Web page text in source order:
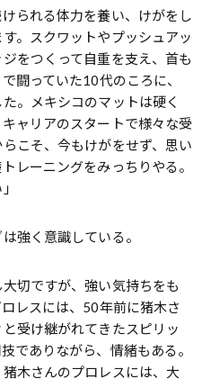
られる体力を養い、けがをし
。スクワットやプッシュアッ
をつくって自重を支え、首も
闘っていた10代のころに、
。メキシコのマットは硬く
ャリアのスタートで様々な受
こそ、今もけがをせず、思い
レーニングをみっちりやる。
強く意識している。
切ですが、強い気持ちをも
レスには、50年前に猪木さ
受け継がれてきたスピリッ
でありながら、情緒もある。
木さんのプロレスには、大